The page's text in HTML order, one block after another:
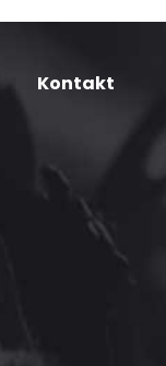
Kontakt